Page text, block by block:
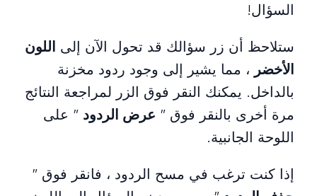
السؤال!
ستلاحظ أن زر سؤالك قد تحول الآن إلى اللون
الأخضر ، مما يشير إلى وجود ردود مخزنة
بالداخل. يمكنك النقر فوق الزر لمراجعة النتائج
مرة أخرى بالنقر فوق ” عرض الردود ” على
اللوحة الجانبية.
إذا كنت ترغب في مسح الردود ، فانقر فوق ”